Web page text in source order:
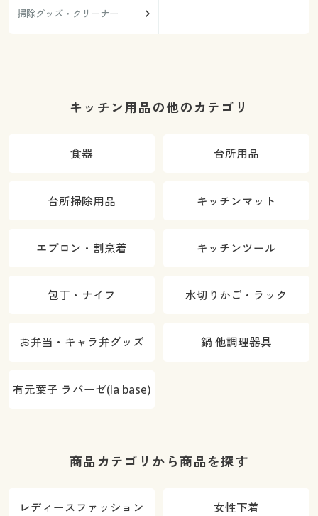
掃除グッズ・クリーナー
キッチン用品の他のカテゴリ
食器 台所用品
台所掃除用品 キッチンマット
エプロン・割烹着 キッチンツール
包丁・ナイフ 水切りかご・ラック
お弁当・キャラ弁グッズ 鍋 他調理器具
有元葉子 ラバーゼ(la base)
商品カテゴリから商品を探す
レディースファッション 女性下着